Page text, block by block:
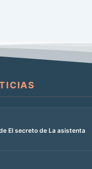
El secreto de La asistenta